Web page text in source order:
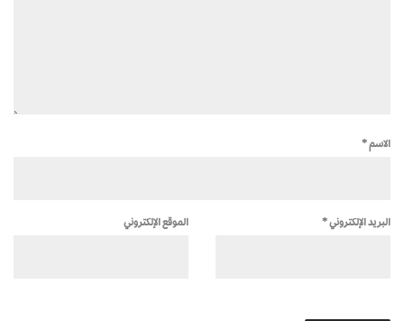
الاسم*
البريد الإلكتروني* الموقع الإلكتروني